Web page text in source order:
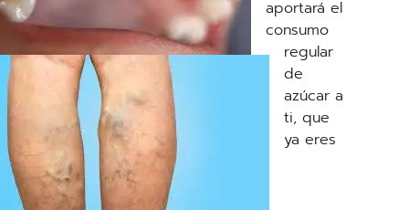
aportará el
consumo
regular
de
azúcar a
ti, que
ya eres